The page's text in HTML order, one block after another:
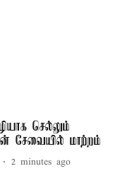
செல்லும்
சேவையில் மாற்றம்
2 minutes ago